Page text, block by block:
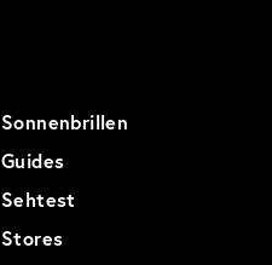
Sonnenbrillen
Guides
Sehtest
Stores